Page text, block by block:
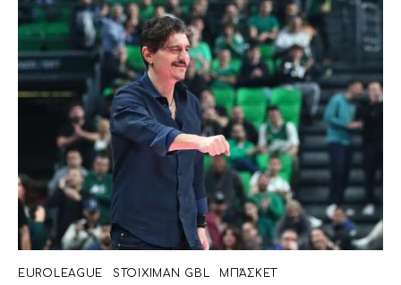
EUROLEAGUE STOIXIMAN GBL ΜΠΆΣΚΕΤ